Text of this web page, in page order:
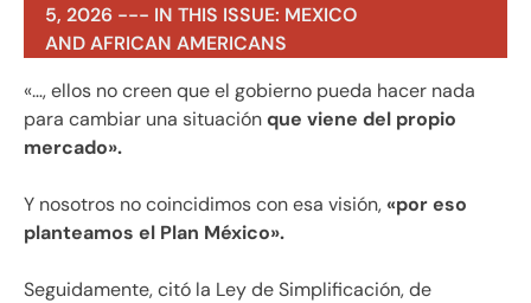
5, 2026 --- IN THIS ISSUE: MEXICO
AND AFRICAN AMERICANS
«…, ellos no creen que el gobierno pueda hacer nada
para cambiar una situaciónque viene del propio
mercado».
Y nosotros no coincidimos con esa visión,«por eso
planteamos el Plan México».
Seguidamente, citó la Ley de Simplificación, de